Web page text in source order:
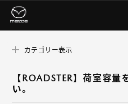
カテゴリー表示
【ROADSTER】荷室容量
い。